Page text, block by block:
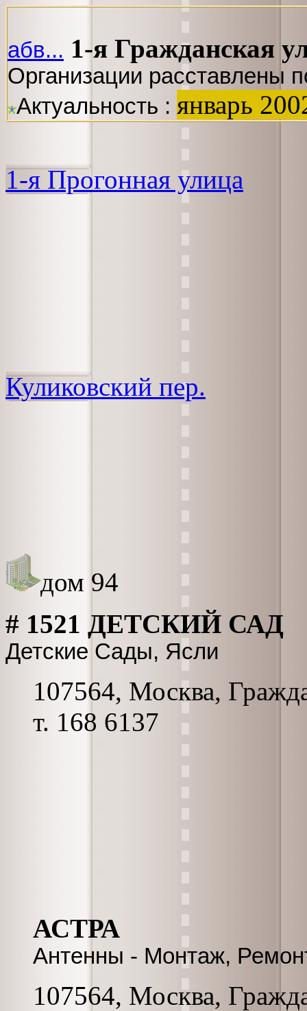
абв... 1-я Гражданская
Организации расставлены
Актуальность : январь
1-я Прогонная улица
Куликовский пер.
дом 94
# 1521 ДЕТСКИЙ САД
Детские Сады, Ясли
107564, Москва,
т. 168 6137
АСТРА
Антенны - Монтаж,
107564, Москва,